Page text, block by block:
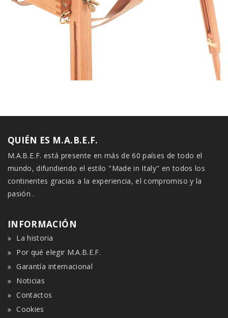
QUIÉN ES M.A.B.E.F.
M.A.B.E.F. está presente en más de 60 países de todo el
mundo, difundiendo el estilo "Made in Italy" en todos los
continentes gracias a la experiencia, el compromiso y la
pasión .
INFORMACIÓN
La historia
Por qué elegir M.A.B.E.F.
Garantía internacional
Noticias
Contactos
Cookies